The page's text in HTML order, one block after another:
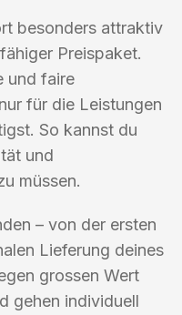
besonders attraktiv
Preispaket.
und faire
für die Leistungen
So kannst du
und
müssen.
– von der ersten
Lieferung deines
grossen Wert
gehen individuell